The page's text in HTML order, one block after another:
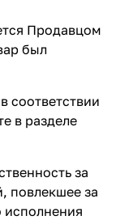
Продавцом
был
соответствии
в разделе
за
повлекшее за